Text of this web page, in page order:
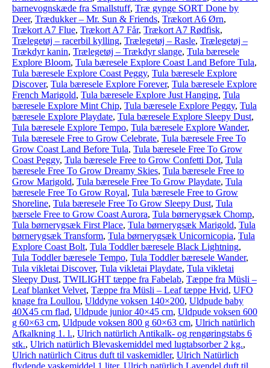
barnevognskæde fra Smallstuff, Træ gynge SORT Done by
Deer, Trædukker – Mr. Sun & Friends, Trækort A6 Ørn,
Trækort A7 Flue, Trækort A7 Får, Trækort A7 Rødfisk,
Trælegetøj – racerbil kylling, Trælegetøj – Rasle, Trælegetøj –
Trækdyr kanin, Trælegetøj – Trækdyr slange, Tula bæresele
Explore Bloom, Tula bæresele Explore Coast Land Before Tula,
Tula bæresele Explore Coast Peggy, Tula bæresele Explore
Discover, Tula bæresele Explore Forever, Tula bæresele Explore
French Marigold, Tula bæresele Explore Just Hanging, Tula
bæresele Explore Mint Chip, Tula bæresele Explore Peggy, Tula
bæresele Explore Playdate, Tula bæresele Explore Sleepy Dust,
Tula bæresele Explore Tempo, Tula bæresele Explore Wander,
Tula bæresele Free to Grow Celebrate, Tula bæresele Free To
Grow Coast Land Before Tula, Tula bæresele Free To Grow
Coast Peggy, Tula bæresele Free to Grow Confetti Dot, Tula
bæresele Free To Grow Dreamy Skies, Tula bæresele Free to
Grow Marigold, Tula bæresele Free To Grow Playdate, Tula
bæresele Free To Grow Royal, Tula bæresele Free to Grow
Shoreline, Tula bæresele Free To Grow Sleepy Dust, Tula
bærsele Free to Grow Coast Aurora, Tula børnerygsæk Chomp,
Tula børnerygsæk First Place, Tula børnerygsæk Marigold, Tula
børnerygsæk Transform, Tula børnerygsæk Unicornicopia, Tula
Explore Coast Bolt, Tula Toddler bæresele Black Lightning,
Tula Toddler bæresele Tempo, Tula Toddler bæresele Wander,
Tula vikletai Discover, Tula vikletai Playdate, Tula vikletai
Sleepy Dust, TWILIGHT tæppe fra Fabelab, Tæppe fra Müsli –
Leaf blanket Velvet, Tæppe fra Müsli – Leaf tæppe Hvid, UFO
knage fra Loullou, Ulddyne voksen 140×200, Uldpude baby
40X45 cm flad, Uldpude junior 40×45 cm, Uldpude voksen 600
g 60×63 cm, Uldpude voksen 800 g 60×63 cm, Ulrich natürlich
Afkalkning 1. l., Ulrich natürlich Antikalk- og rengøringstabs 6
stk., Ulrich natürlich Blevaskemiddel med lugtabsorber 2 kg.,
Ulrich natürlich Citrus duft til vaskemidler, Ulrich Natürlich
flydende vaskemiddel 1 liter, Ulrich natürlich Lavendel duft til